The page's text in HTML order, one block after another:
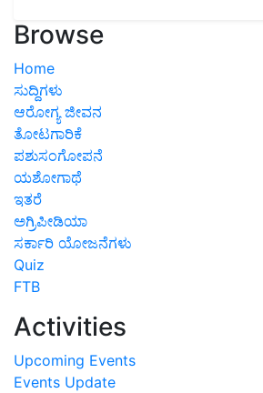
Browse
Home
ಸುದ್ದಿಗಳು
ಆರೋಗ್ಯ ಜೀವನ
ತೋಟಗಾರಿಕೆ
ಪಶುಸಂಗೋಪನೆ
ಯಶೋಗಾಥೆ
ಇತರೆ
ಅಗ್ರಿಪೀಡಿಯಾ
ಸರ್ಕಾರಿ ಯೋಜನೆಗಳು
Quiz
FTB
Activities
Upcoming Events
Events Update